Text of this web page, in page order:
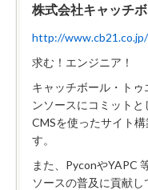
株式会社キャッチ
http://www.cb21.co.jp/
求む！エンジニア！
キャッチボール・ト
ンソースにコミット
CMSを使ったサイト
す。
また、PyconやYAPC
ソースの普及に貢献し